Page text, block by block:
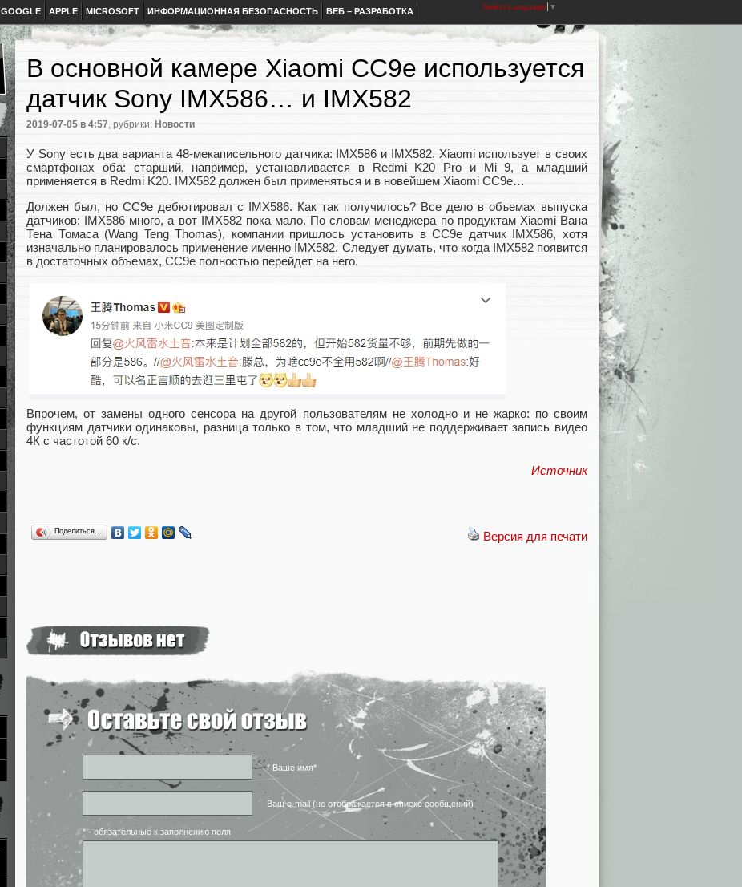
GOOGLE APPLE MICROSOFT ИНФОРМАЦИОННАЯ БЕЗОПАСНОСТЬ ВЕБ – РАЗРАБОТКА Select Language ▼
В основной камере Xiaomi CC9e используется
датчик Sony IMX586… и IMX582
2019-07-05 в 4:57, рубрики: Новости
У Sony есть два варианта 48-мекаписельного датчика: IMX586 и IMX582. Xiaomi использует в своих
смартфонах оба: старший, например, устанавливается в Redmi K20 Pro и Mi 9, а младший
применяется в Redmi K20. IMX582 должен был применяться и в новейшем Xiaomi CC9e…
Должен был, но CC9e дебютировал с IMX586. Как так получилось? Все дело в объемах выпуска
датчиков: IMX586 много, а вот IMX582 пока мало. По словам менеджера по продуктам Xiaomi Вана
Тена Томаса (Wang Teng Thomas), компании пришлось установить в CC9e датчик IMX586, хотя
изначально планировалось применение именно IMX582. Следует думать, что когда IMX582 появится
в достаточных объемах, CC9e полностью перейдет на него.
Впрочем, от замены одного сенсора на другой пользователям не холодно и не жарко: по своим
функциям датчики одинаковы, разница только в том, что младший не поддерживает запись видео
4К с частотой 60 к/с.
Источник
Версия для печати
Поделиться…
* Ваше имя*
Ваш e-mail (не отображается в списке сообщений)
* - обязательные к заполнению поля